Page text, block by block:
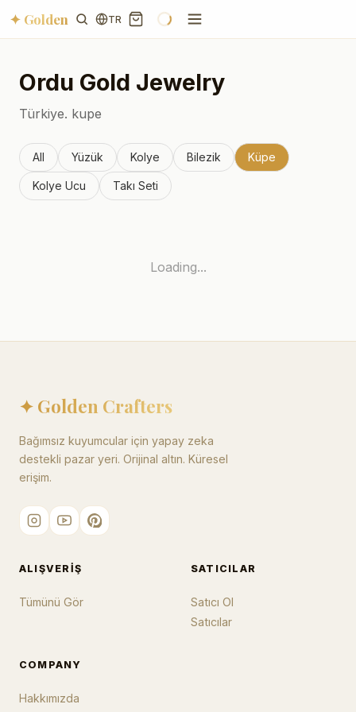
✦ Golden TR
Ordu Gold Jewelry
Türkiye. kupe
All Yüzük Kolye Bilezik Küpe
Kolye Ucu Takı Seti
Loading...
✦ Golden Crafters
Bağımsız kuyumcular için yapay zeka
destekli pazar yeri. Orijinal altın. Küresel
erişim.
ALIŞVERIŞ
Tümünü Gör
SATICILAR
Satıcı Ol
Satıcılar
COMPANY
Hakkımızda